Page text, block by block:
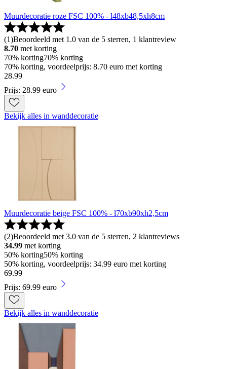
Muurdecoratie roze FSC 100% - l48xb48,5xh8cm
(1)Beoordeeld met 1.0 van de 5 sterren, 1 klantreview
8.70 met korting
70% korting70% korting
70% korting, voordeelprijs: 8.70 euro met korting
28.99
Prijs: 28.99 euro
Bekijk alles in wanddecoratie
Muurdecoratie beige FSC 100% - l70xb90xh2,5cm
(2)Beoordeeld met 3.0 van de 5 sterren, 2 klantreviews
34.99 met korting
50% korting50% korting
50% korting, voordeelprijs: 34.99 euro met korting
69.99
Prijs: 69.99 euro
Bekijk alles in wanddecoratie